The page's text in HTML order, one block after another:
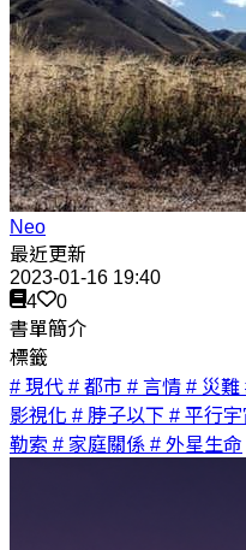
Neo
最近更新
2023-01-16 19:40
4
0
書單簡介
標籤
# 現代 # 都市 # 言情 # 災難
影視化 # 脖子以下 # 平行宇
勒索 # 家庭關係 # 外星生命